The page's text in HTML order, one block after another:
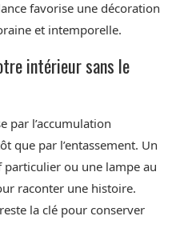
favorise une décoration
et intemporelle.
intérieur sans le
par l’accumulation
que par l’entassement. Un
ou une lampe au
raconter une histoire.
la clé pour conserver